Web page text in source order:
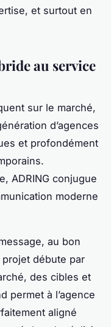
et surtout en
au service
sur le marché,
d’agences
et profondément
ADRING conjugue
moderne
au bon
débute par
des cibles et
permet à l’agence
aligné